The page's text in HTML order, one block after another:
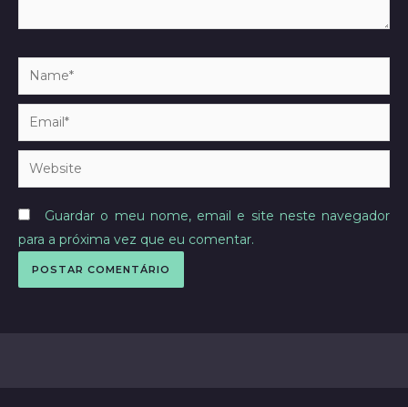
Name*
Email*
Website
Guardar o meu nome, email e site neste navegador
para a próxima vez que eu comentar.